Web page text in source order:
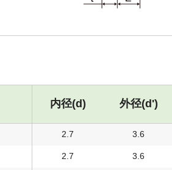
内径(d) 外径(d')
2.7 3.6
2.7 3.6